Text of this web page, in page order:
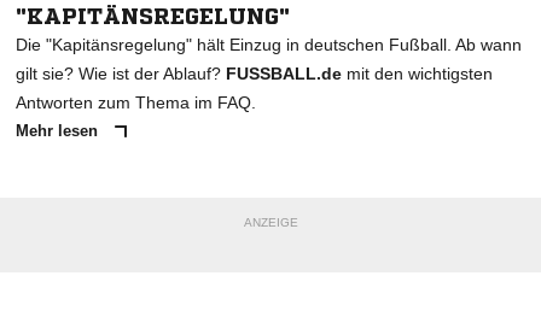
"KAPITÄNSREGELUNG"
Die "Kapitänsregelung" hält Einzug in deutschen Fußball. Ab wann
gilt sie? Wie ist der Ablauf? FUSSBALL.de mit den wichtigsten
Antworten zum Thema im FAQ.
Mehr lesen
ANZEIGE